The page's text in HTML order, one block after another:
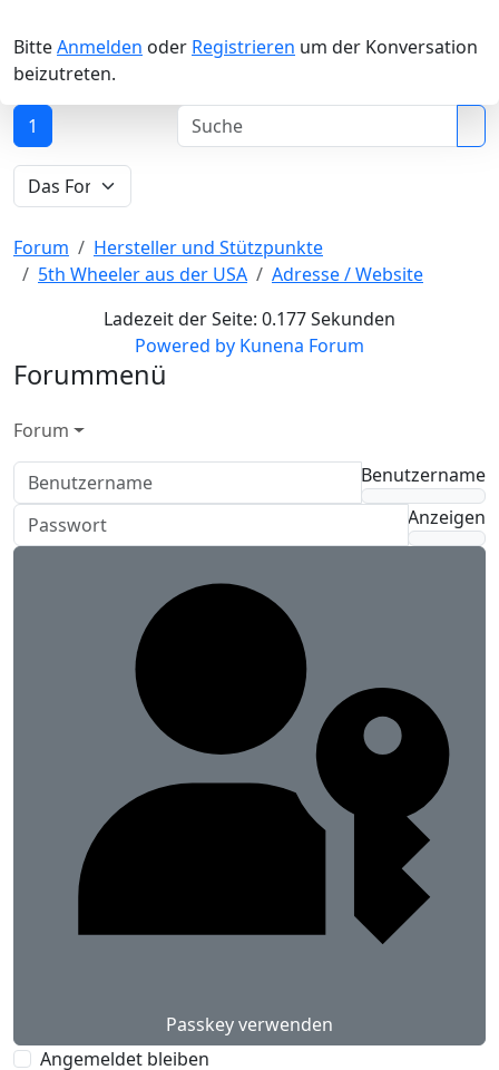
BitteAnmelden oder Registrieren um der Konversation
beizutreten.
1
Forum
Hersteller und Stützpunkte
5th Wheeler aus der USA
Adresse / Website
Ladezeit der Seite: 0.177 Sekunden
Powered by Kunena Forum
Forummenü
Forum
Benutzername
Anzeigen
Passkey verwenden
Angemeldet bleiben